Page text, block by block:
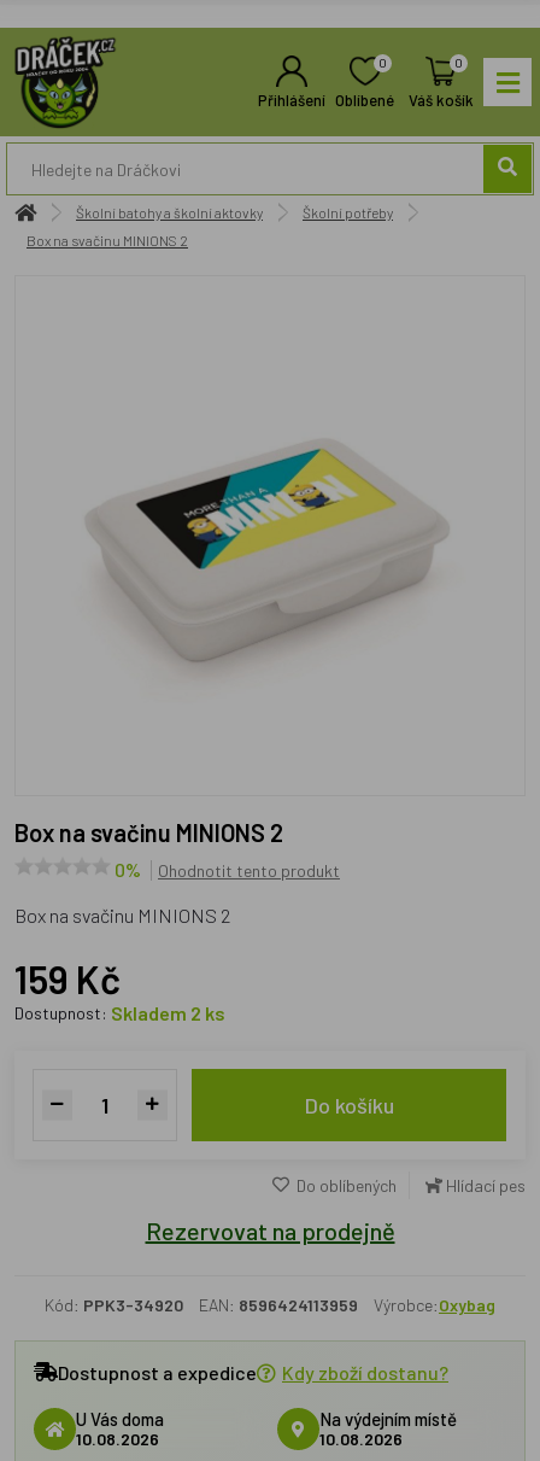
Přihlášení
0
Oblíbené
0
Váš košík
Školní batohy a školní aktovky
Školní potřeby
Box na svačinu MINIONS 2
Box na svačinu MINIONS 2
0% Ohodnotit tento produkt
Box na svačinu MINIONS 2
159 Kč
Dostupnost: Skladem 2 ks
Do košíku
Do oblíbených Hlídací pes
Rezervovat na prodejně
Kód: PPK3-34920 EAN: 8596424113959 Výrobce:Oxybag
Dostupnost a expedice Kdy zboží dostanu?
U Vás doma
10.08.2026
Na výdejním místě
10.08.2026